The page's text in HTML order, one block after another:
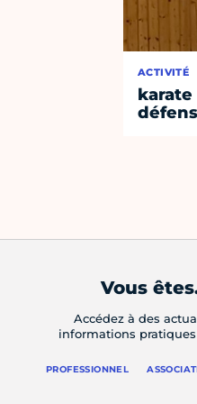
ACTIVITÉ
Vous
Accédez à des
informations
PROFESSIONNEL